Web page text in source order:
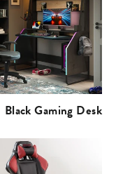
Black Gaming Desk